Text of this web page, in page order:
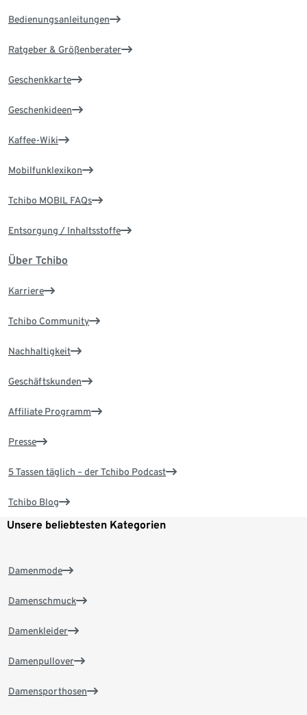
Bedienungsanleitungen
Ratgeber & Größenberater
Geschenkkarte
Geschenkideen
Kaffee-Wiki
Mobilfunklexikon
Tchibo MOBIL FAQs
Entsorgung / Inhaltsstoffe
Über Tchibo
Karriere
Tchibo Community
Nachhaltigkeit
Geschäftskunden
Affiliate Programm
Presse
5 Tassen täglich – der Tchibo Podcast
Tchibo Blog
Unsere beliebtesten Kategorien
Damenmode
Damenschmuck
Damenkleider
Damenpullover
Damensporthosen